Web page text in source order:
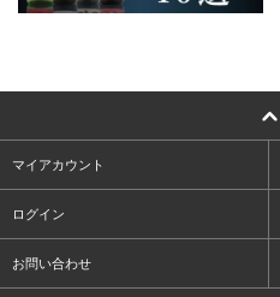
マイアカウント
ログイン
お問い合わせ